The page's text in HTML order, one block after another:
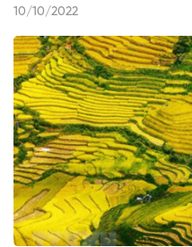
10/10/2022